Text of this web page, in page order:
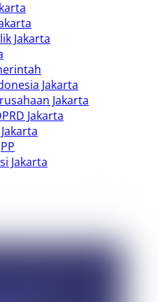
Jakarta
Jakarta
Jakarta
Jakarta
Jakarta